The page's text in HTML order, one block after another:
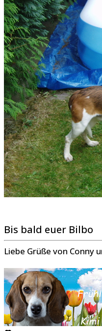
Bis bald euer Bilbo
Liebe Grüße von Conny